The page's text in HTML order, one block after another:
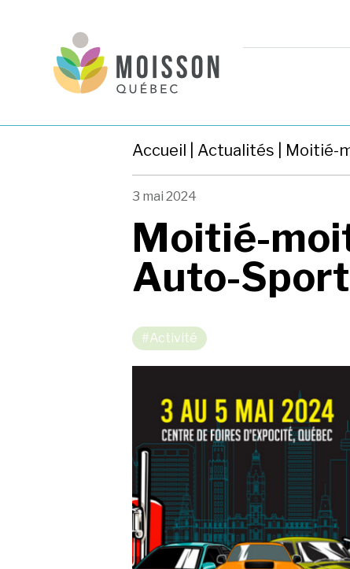
Accueil Actualités | Moitié-
3 mai 2024
Moitié-
Auto-
#Activité